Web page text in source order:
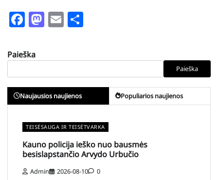
Facebook
Mastodon
Email
Paieška
Paieška
Naujausios naujienos Populiarios naujienos
TEISĖSAUGA IR TEISĖTVARKA
Kauno policija ieško nuo bausmės
besislapstančio Arvydo Urbučio
Admin 2026-08-10 0